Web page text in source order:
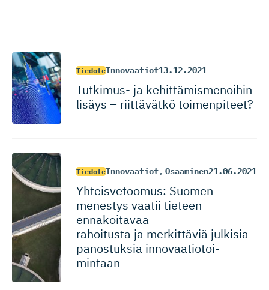
TiedoteInnovaatiot13.12.2021
Tutkimus- ja kehittämis­me­noihin
lisäys – riittävätkö toimenpiteet?
TiedoteInnovaatiot, Osaaminen21.06.2021
Yhteisvetoomus: Suomen
menestys vaatii tieteen
ennakoitavaa
rahoitusta ja merkittäviä julkisia
panostuksia innovaatio­toi­
mintaan